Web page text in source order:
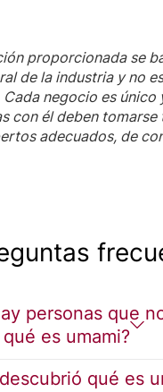
proporcionada se
de la industria y no
negocio es único
con él deben tomarse
adecuados, de
personas que
es umami?
qué es